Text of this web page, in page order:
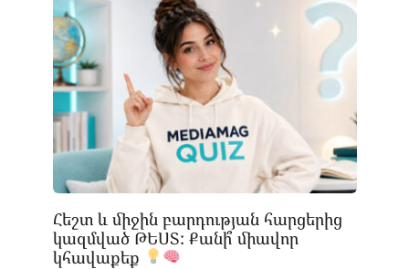
Հեշտ և միջին բարդության հարցերից
կազմված ԹԵՍՏ: Քանի՞ միավոր
կհավաքեք